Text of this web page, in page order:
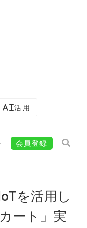
AI活用
会員登録
を活用し
ート」実